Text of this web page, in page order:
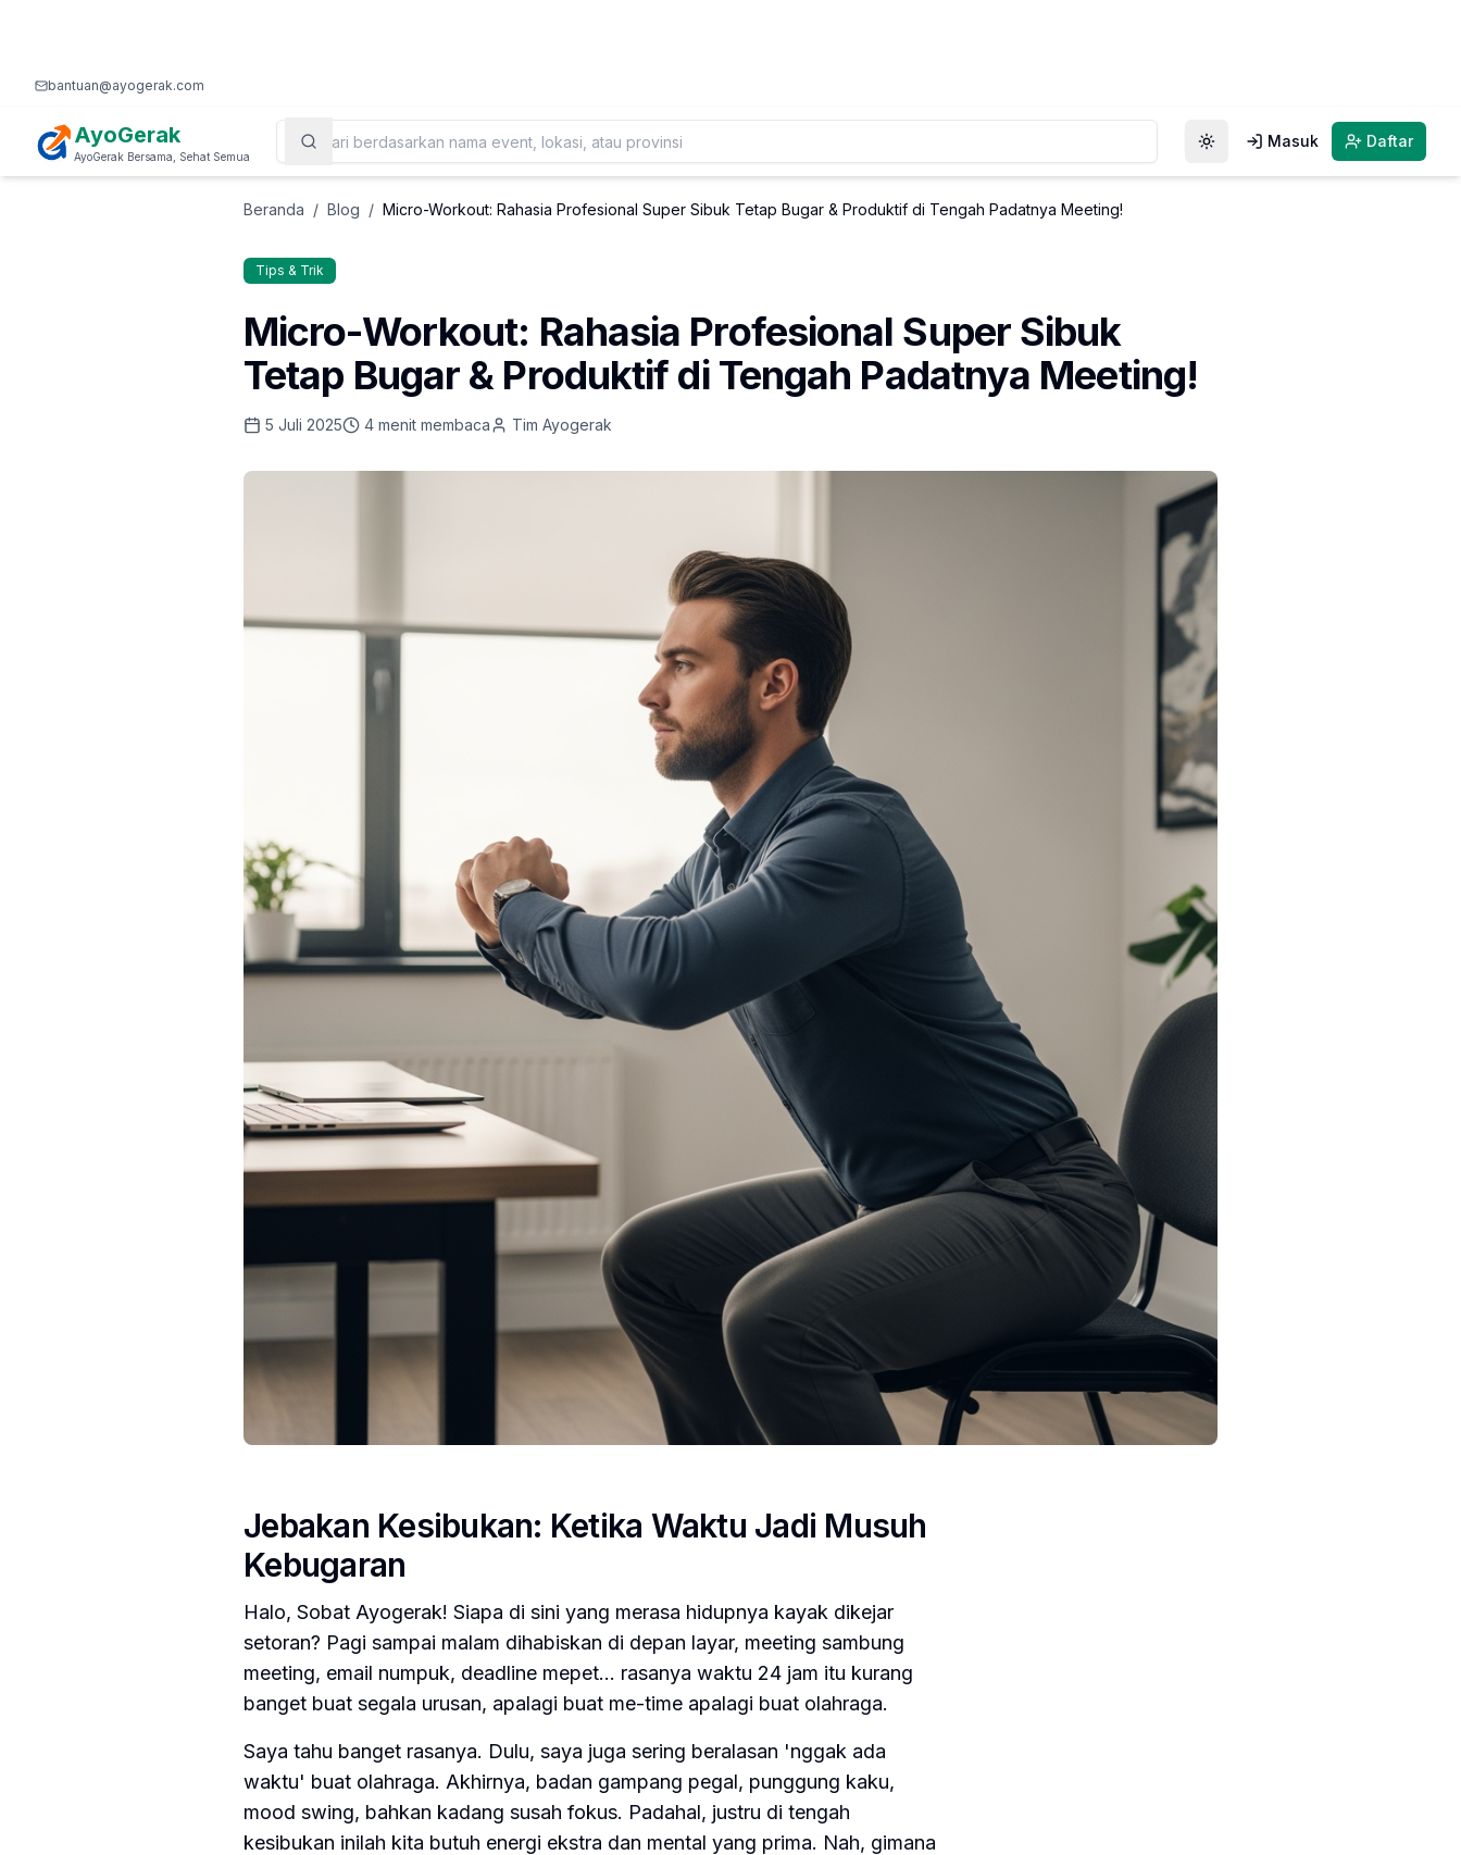
bantuan@ayogerak.com
AyoGerak
AyoGerak Bersama, Sehat Semua Toggle theme
Masuk Daftar
Beranda / Blog / Micro-Workout: Rahasia Profesional Super Sibuk Tetap Bugar & Produktif di Tengah Padatnya Meeting!
Tips & Trik
Micro-Workout: Rahasia Profesional Super Sibuk
Tetap Bugar & Produktif di Tengah Padatnya Meeting!
5 Juli 2025 4 menit membaca Tim Ayogerak
Jebakan Kesibukan: Ketika Waktu Jadi Musuh
Kebugaran
Halo, Sobat Ayogerak! Siapa di sini yang merasa hidupnya kayak dikejar
setoran? Pagi sampai malam dihabiskan di depan layar, meeting sambung
meeting, email numpuk, deadline mepet… rasanya waktu 24 jam itu kurang
banget buat segala urusan, apalagi buat me-time apalagi buat olahraga.
Saya tahu banget rasanya. Dulu, saya juga sering beralasan 'nggak ada
waktu' buat olahraga. Akhirnya, badan gampang pegal, punggung kaku,
mood swing, bahkan kadang susah fokus. Padahal, justru di tengah
kesibukan inilah kita butuh energi ekstra dan mental yang prima. Nah, gimana